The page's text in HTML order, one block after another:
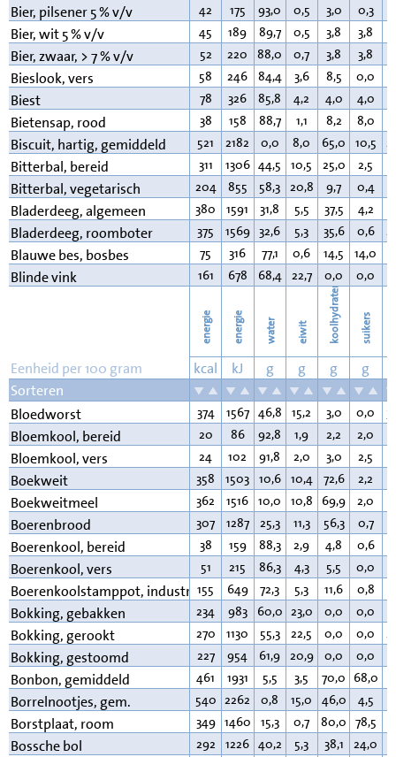
Bier, pilsener 5 % v/v 42 175 93,0 0,5 3,0 0,3
Bier, wit 5 % v/v 45 189 89,7 0,5 3,8 3,8
Bier, zwaar, > 7 % v/v 52 220 88,0 0,7 3,8 3,8
Bieslook, vers 58 246 84,4 3,6 8,5 0,0
Biest 78 326 85,8 4,2 4,0 4,0
Bietensap, rood 38 158 88,7 1,1 8,2 8,0
Biscuit, hartig, gemiddeld 521 2182 0,0 8,0 65,0 10,5
Bitterbal, bereid 311 1306 44,5 10,5 25,0 2,5
Bitterbal, vegetarisch 204 855 58,3 20,8 9,7 0,4
Bladerdeeg, algemeen 380 1591 31,8 5,5 37,5 4,2
Bladerdeeg, roomboter 375 1569 32,6 5,3 35,6 0,6
Blauwe bes, bosbes 75 316 77,1 0,6 14,5 14,0
Blinde vink 161 678 68,4 22,7 0,0 0,0
energie energie water eiwit koolhydraten suikers
Eenheid per 100 gram kcal kJ g g g g
Sorteren
Bloedworst
374 1567 46,8 15,2 3,0 0,0
Bloemkool, bereid 20 86 92,8 1,9 2,2 2,0
Bloemkool, vers 24 102 91,8 2,0 3,0 2,5
Boekweit 358 1503 10,6 10,4 72,6 2,2
Boekweitmeel 362 1516 10,0 10,8 69,9 2,0
Boerenbrood 307 1287 25,3 11,3 56,3 0,7
Boerenkool, bereid 38 159 88,3 2,9 4,8 0,6
Boerenkool, vers 51 215 86,3 4,3 5,5 0,0
Boerenkoolstamppot, industrieel
155 649 72,3 5,3 11,6 0,8
Bokking, gebakken 234 983 60,0 23,0 0,0 0,0
Bokking, gerookt 270 1130 55,3 22,5 0,0 0,0
Bokking, gestoomd 227 954 61,9 20,9 0,0 0,0
Bonbon, gemiddeld 461 1931 5,5 3,5 70,0 68,0
Borrelnootjes, gem. 540 2262 0,8 15,0 46,0 4,5
Borstplaat, room 349 1460 15,3 0,7 80,0 78,5
Bossche bol 292 1226 40,2 5,3 38,1 24,0